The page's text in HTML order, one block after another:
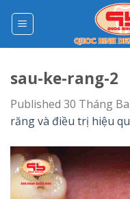
sau-ke-rang-2
Published 30 Tháng
răng và điều trị hiệu